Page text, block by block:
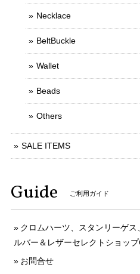
Necklace
BeltBuckle
Wallet
Beads
Others
SALE ITEMS
Guide ご利用ガイド
クロムハーツ、スタンリーゲ
ルバー＆レザーセレクトショッ
お問合せ